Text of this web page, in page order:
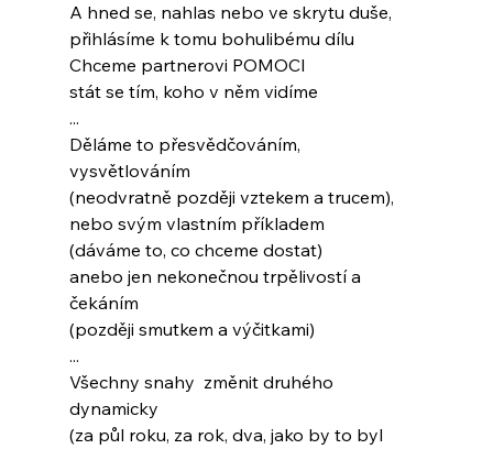
A hned se, nahlas nebo ve skrytu duše,
přihlásíme k tomu bohulibému dílu
Chceme partnerovi POMOCI
stát se tím, koho v něm vidíme
...
Děláme to přesvědčováním,
vysvětlováním
(neodvratně později vztekem a trucem),
nebo svým vlastním příkladem
(dáváme to, co chceme dostat)
anebo jen nekonečnou trpělivostí a
čekáním
(později smutkem a výčitkami)
...
Všechny snahy  změnit druhého
dynamicky
(za půl roku, za rok, dva, jako by to byl